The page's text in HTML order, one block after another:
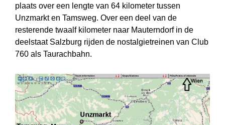
plaats over een lengte van 64 kilometer tussen
Unzmarkt en Tamsweg. Over een deel van de
resterende twaalf kilometer naar Mauterndorf in de
deelstaat Salzburg rijden de nostalgietreinen van Club
760 als Taurachbahn.